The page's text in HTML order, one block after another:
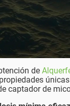
de
captador de